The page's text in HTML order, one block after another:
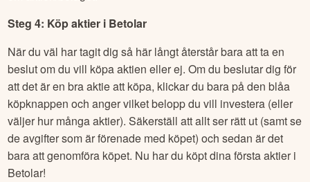
Steg 4: Köp aktier i Betolar
När du väl har tagit dig så här långt återstår bara att ta en
beslut om du vill köpa aktien eller ej. Om du beslutar dig för
att det är en bra aktie att köpa, klickar du bara på den blåa
köpknappen och anger vilket belopp du vill investera (eller
väljer hur många aktier). Säkerställ att allt ser rätt ut (samt se
de avgifter som är förenade med köpet) och sedan är det
bara att genomföra köpet. Nu har du köpt dina första aktier i
Betolar!